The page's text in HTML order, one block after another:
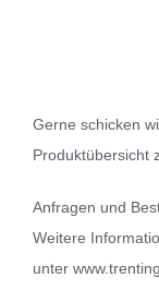
Gerne schicken
Produktübersicht
Anfragen und
Weitere
unter